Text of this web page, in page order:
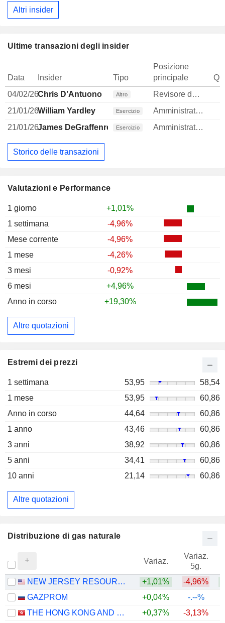
Valutazioni e Performance
1 giorno
+1,01%
1 settimana
-4,96%
Mese corrente
-4,96%
1 mese
-4,26%
3 mesi
-0,92%
6 mesi
+4,96%
Anno in corso
+19,30%
Altre quotazioni
Estremi dei prezzi
1 settimana 53,95
58,54
1 mese
53,95
60,86
Anno in corso
44,64
60,86
1 anno
43,46
60,86
3 anni
38,92
60,86
5 anni
34,41
60,86
10 anni
21,14 60,86
Altre quotazioni
Altri insider
Ultime transazioni degli insider
Data Insider Tipo
Posizione
principale
04/02/26Chris D’Antuono Altro Revisore dei conti / collegio sindacale
21/01/26William Yardley Esercizio Amministratore
21/01/26James DeGraffenreidtEsercizio Amministratore
Storico delle transazioni
Distribuzione di gas naturale
Variaz.
Variaz.
5g.
NEW JERSEY RESOURCES CORPORATION +1,01% -4,96%
GAZPROM
+0,04%
-.--%
THE HONG KONG AND CHINA GAS COMPANY LIMITED
+0,37% -3,13%